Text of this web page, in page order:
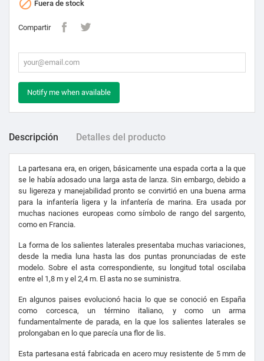
 Fuera de stock
Compartir
Notify me when available
Descripción Detalles del producto
La partesana era, en origen, básicamente una espada corta a la que
se le había adosado una larga asta de lanza. Sin embargo, debido a
su ligereza y manejabilidad pronto se convirtió en una buena arma
para la infantería ligera y la infantería de marina. Era usada por
muchas naciones europeas como símbolo de rango del sargento,
como en Francia.
La forma de los salientes laterales presentaba muchas variaciones,
desde la media luna hasta las dos puntas pronunciadas de este
modelo. Sobre el asta correspondiente, su longitud total oscilaba
entre el 1,8 m y el 2,4 m. El asta no se suministra.
En algunos paises evolucionó hacia lo que se conoció en España
como corcesca, un término italiano, y como un arma
fundamentalmente de parada, en la que los salientes laterales se
prolongaban en lo que parecía una flor de lis.
Esta partesana está fabricada en acero muy resistente de 5 mm de